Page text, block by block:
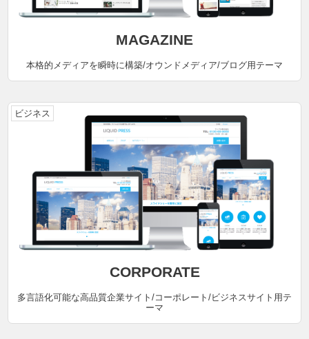
MAGAZINE
本格的メディアを瞬時に構築/オウンドメディア/ブログ用テーマ
CORPORATE
多言語化可能な高品質企業サイト/コーポレート/ビジネスサイト用テ
ーマ
ビジネス